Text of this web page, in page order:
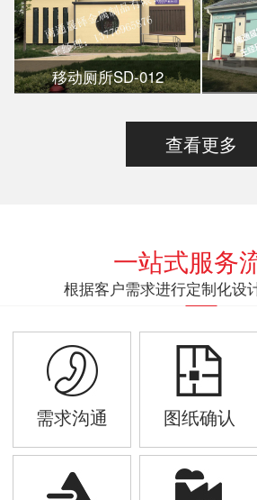
移动厕所SD-012
查看更多
一站式服务
根据客户需求进行定制化设
需求沟通 图纸确认